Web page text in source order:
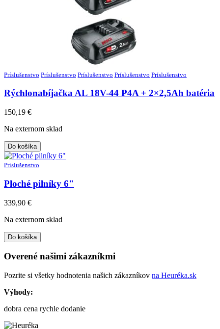
Príslušenstvo Príslušenstvo Príslušenstvo Príslušenstvo Príslušenstvo
Rýchlonabíjačka AL 18V-44 P4A + 2×2,5Ah batéria
150,19 €
Na externom sklad
Do košíka
Príslušenstvo
Ploché pilníky 6"
339,90 €
Na externom sklad
Do košíka
Overené našimi zákazníkmi
Pozrite si všetky hodnotenia našich zákazníkov na Heuréka.sk
Výhody:
dobra cena rychle dodanie